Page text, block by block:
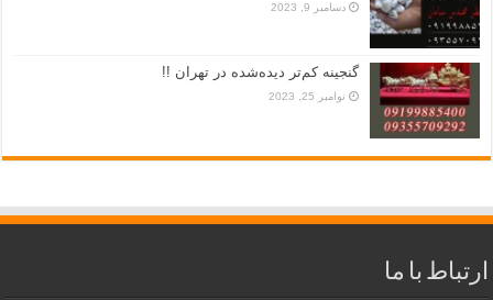
دسامبر 9, 2023
گنجینه کم‌تر دیده‌شده در تهران !!
نوامبر 25, 2023
ارتباط با ما